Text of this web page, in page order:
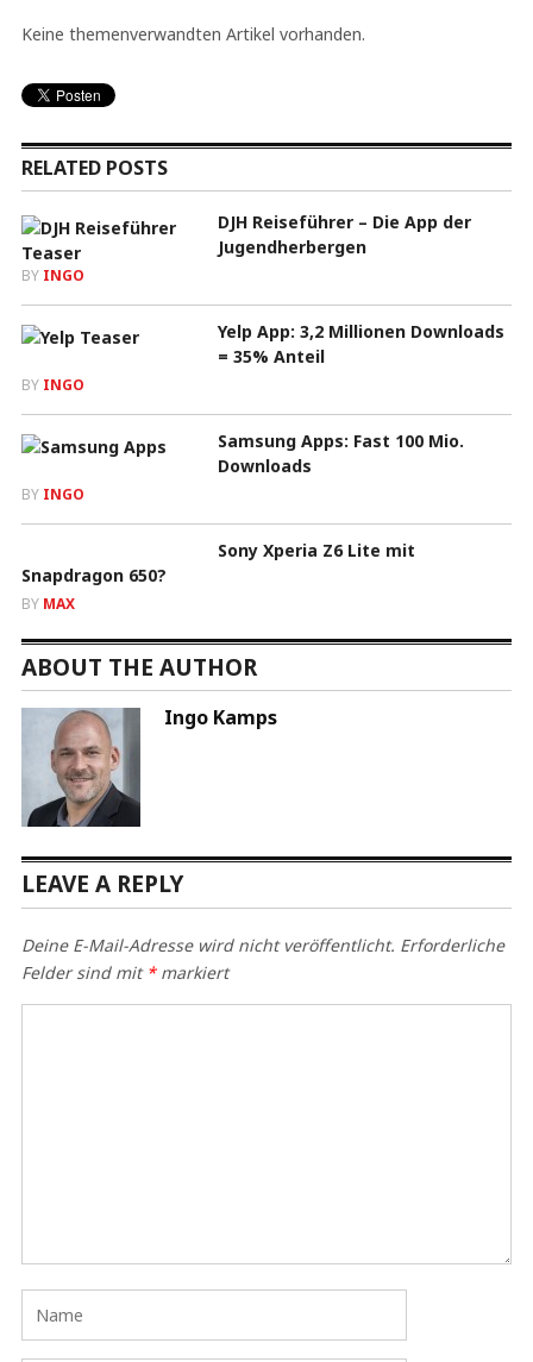
Keine themenverwandten Artikel vorhanden.
RELATED POSTS
DJH Reiseführer – Die App der
Jugendherbergen
BY INGO
Yelp App: 3,2 Millionen Downloads
= 35% Anteil
BY INGO
Samsung Apps: Fast 100 Mio.
Downloads
BY INGO
Sony Xperia Z6 Lite mit
Snapdragon 650?
BY MAX
ABOUT THE AUTHOR
Ingo Kamps
LEAVE A REPLY
Deine E-Mail-Adresse wird nicht veröffentlicht. Erforderliche
Felder sind mit *markiert